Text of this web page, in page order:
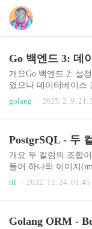
Go 백엔드 3: 데
개요Go 백엔드 2: 설
였으나 데이터베이스
다. 데이터베이스 마
관련 라이브러리는 추
로 수정했다. 양해를
tps://github.com/
b블로그 링크Go 백엔
golang 2025. 2. 9.
PostgrSQL - 두
개요 두 컬럼의 조합
들어 하나의 이미지
수 있지만 특정한 일
의 조합은 unique 해
til 2022. 12. 24. 01:45